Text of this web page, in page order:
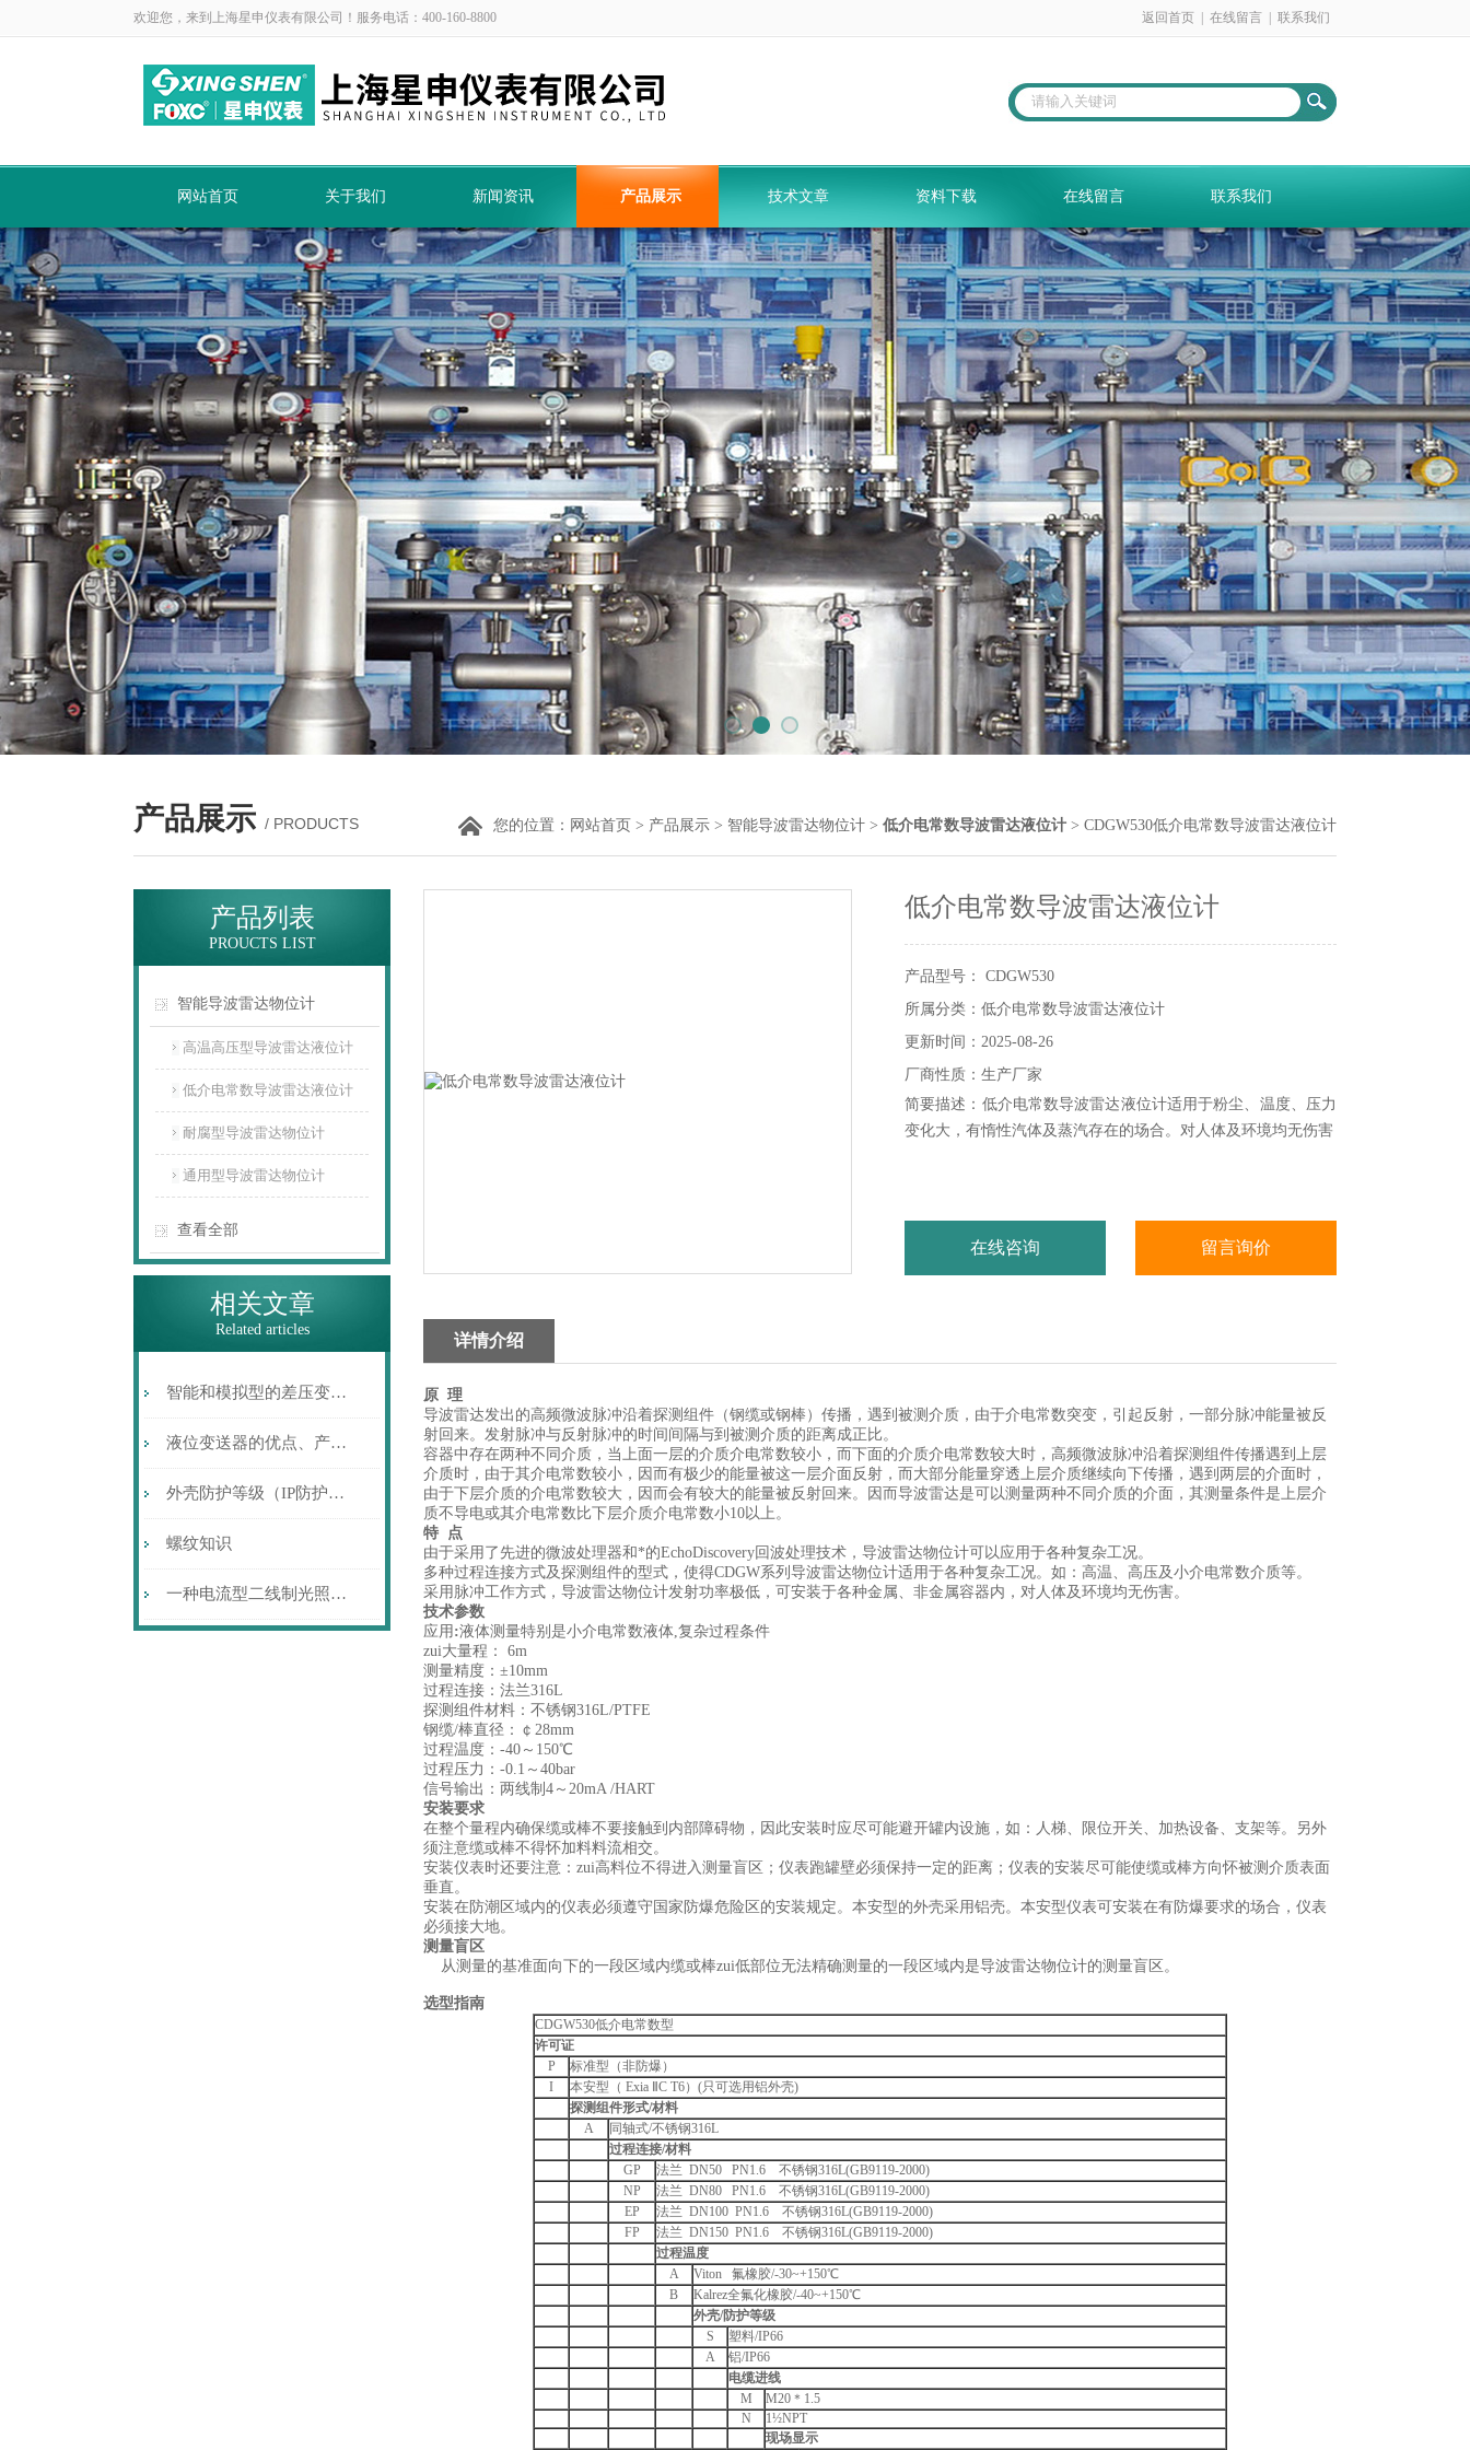
欢迎您，来到上海星申仪表有限公司！服务电话：400-160-8800 返回首页 在线留言 联系我们
网站首页 关于我们 新闻资讯 产品展示 技术文章 资料下载 在线留言 联系我们
产品展示 / PRODUCTS 您的位置： 网站首页 > 产品展示 > 智能导波雷达物位计 > 低介电常数导波雷达液位计 > CDGW530低介电常数导波雷达液位计
产品列表
PROUCTS LIST
智能导波雷达物位计
高温高压型导波雷达液位计
低介电常数导波雷达液位计
耐腐型导波雷达物位计
通用型导波雷达物位计
查看全部
相关文章
Related articles
智能和模拟型的差压变送器各自的特点
液位变送器的优点、产品特点及其应用
外壳防护等级（IP防护等级）代码
螺纹知识
一种电流型二线制光照强度变送器的设计
低介电常数导波雷达液位计
产品型号： CDGW530
所属分类：低介电常数导波雷达液位计
更新时间：2025-08-26
厂商性质：生产厂家
简要描述：低介电常数导波雷达液位计适用于粉尘、温度、压力
变化大，有惰性汽体及蒸汽存在的场合。对人体及环境均无伤害
在线咨询 留言询价
详情介绍
原 理
导波雷达发出的高频微波脉冲沿着探测组件（钢缆或钢棒）传播，遇到被测介质，由于介电常数突变，引起反射，一部分脉冲能量被反
射回来。发射脉冲与反射脉冲的时间间隔与到被测介质的距离成正比。
容器中存在两种不同介质，当上面一层的介质介电常数较小，而下面的介质介电常数较大时，高频微波脉冲沿着探测组件传播遇到上层
介质时，由于其介电常数较小，因而有极少的能量被这一层介面反射，而大部分能量穿透上层介质继续向下传播，遇到两层的介面时，
由于下层介质的介电常数较大，因而会有较大的能量被反射回来。因而导波雷达是可以测量两种不同介质的介面，其测量条件是上层介
质不导电或其介电常数比下层介质介电常数小10以上。
特 点
由于采用了先进的微波处理器和*的EchoDiscovery回波处理技术，导波雷达物位计可以应用于各种复杂工况。
多种过程连接方式及探测组件的型式，使得CDGW系列导波雷达物位计适用于各种复杂工况。如：高温、高压及小介电常数介质等。
采用脉冲工作方式，导波雷达物位计发射功率极低，可安装于各种金属、非金属容器内，对人体及环境均无伤害。
技术参数
应用 :液体测量特别是小介电常数液体,复杂过程条件
zui大量程： 6m
测量精度：±10mm
过程连接：法兰316L
探测组件材料：不锈钢316L/PTFE
钢缆/棒直径：￠28mm
过程温度：-40～150℃
过程压力：-0.1～40bar
信号输出：两线制4～20mA /HART
安装要求
在整个量程内确保缆或棒不要接触到内部障碍物，因此安装时应尽可能避开罐内设施，如：人梯、限位开关、加热设备、支架等。另外
须注意缆或棒不得怀加料料流相交。
安装仪表时还要注意：zui高料位不得进入测量盲区；仪表跑罐壁必须保持一定的距离；仪表的安装尽可能使缆或棒方向怀被测介质表面
垂直。
安装在防潮区域内的仪表必须遵守国家防爆危险区的安装规定。本安型的外壳采用铝壳。本安型仪表可安装在有防爆要求的场合，仪表
必须接大地。
测量盲区
从测量的基准面向下的一段区域内缆或棒zui低部位无法精确测量的一段区域内是导波雷达物位计的测量盲区。
选型指南
CDGW530低介电常数型
许可证
P
标准型（非防爆）
I
本安型（ Exia ⅡC T6）(只可选用铝外壳)
探测组件形式/材料
A
同轴式/不锈钢316L
过程连接/材料
GP
法兰 DN50 PN1.6 不锈钢316L(GB9119-2000)
NP
法兰 DN80 PN1.6 不锈钢316L(GB9119-2000)
EP
法兰 DN100 PN1.6 不锈钢316L(GB9119-2000)
FP
法兰 DN150 PN1.6 不锈钢316L(GB9119-2000)
过程温度
A
Viton 氟橡胶/-30~+150℃
B
Kalrez全氟化橡胶/-40~+150℃
外壳/防护等级
S
塑料/IP66
A
铝/IP66
电缆进线
M
M20＊1.5
N
1½NPT
现场显示